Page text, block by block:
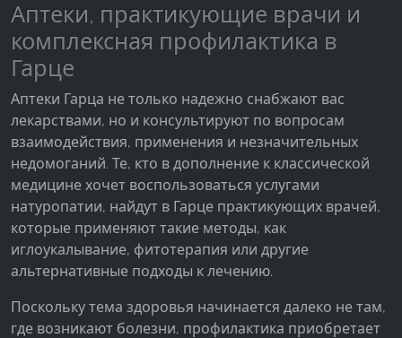
Аптеки, практикующие врачи и
комплексная профилактика в
Гарце
Аптеки Гарца не только надежно снабжают вас
лекарствами, но и консультируют по вопросам
взаимодействия, применения и незначительных
недомоганий. Те, кто в дополнение к классической
медицине хочет воспользоваться услугами
натуропатии, найдут в Гарце практикующих врачей,
которые применяют такие методы, как
иглоукалывание, фитотерапия или другие
альтернативные подходы к лечению.
Поскольку тема здоровья начинается далеко не там,
где возникают болезни, профилактика приобретает
Provider:
Google LLC
Purpose:
сайта
Cookie duration:
24 часа - 2 года